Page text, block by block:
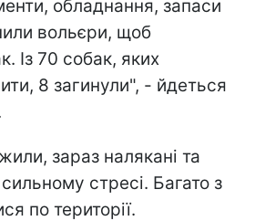
обладнання, запаси
вольєри, щоб
Із 70 собак, яких
8 загинули", - йдеться
зараз налякані та
стресі. Багато з
по території.